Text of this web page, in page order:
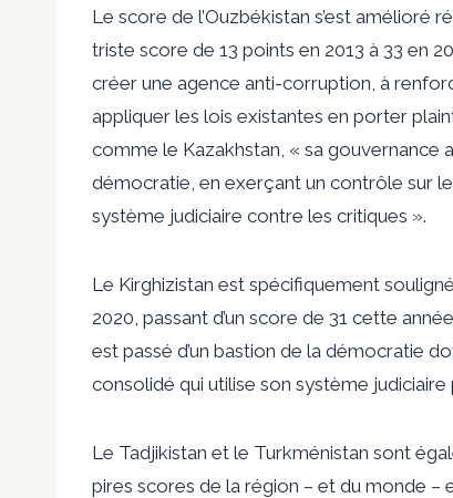
Le score de l’Ouzbékistan s’est amélioré
triste score de 13 points en 2013 à 33 en
créer une agence anti-corruption, à
appliquer les lois existantes en porter
comme le Kazakhstan, « sa gouvernance
démocratie, en exerçant un contrôle sur
système judiciaire contre les critiques ».
Le Kirghizistan est spécifiquement
2020, passant d’un score de 31 cette
est passé d’un bastion de la démocratie
consolidé qui utilise son système
Le Tadjikistan et le Turkménistan sont
pires scores de la région – et du monde –